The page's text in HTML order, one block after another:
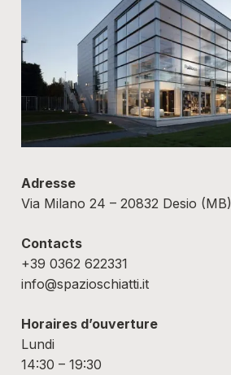
Adresse
Via Milano 24 – 20832 Desio (MB)
Contacts
+39 0362 622331
info@spazioschiatti.it
Horaires d’ouverture
Lundi
14:30 – 19:30